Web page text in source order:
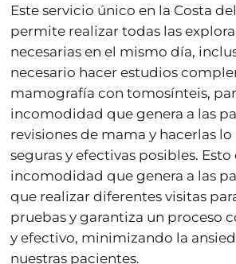
Este servicio único en la Costa
permite realizar todas las
necesarias en el mismo día,
necesario hacer estudios
mamografía con tomosínteis,
incomodidad que genera a las
revisiones de mama y hacerlas
seguras y efectivas posibles. Esto
incomodidad que genera a las
que realizar diferentes visitas
pruebas y garantiza un proceso
y efectivo, minimizando la
nuestras pacientes.